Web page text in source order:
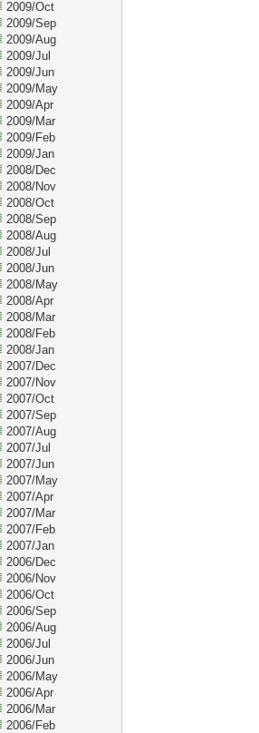
2009/Oct
2009/Sep
2009/Aug
2009/Jul
2009/Jun
2009/May
2009/Apr
2009/Mar
2009/Feb
2009/Jan
2008/Dec
2008/Nov
2008/Oct
2008/Sep
2008/Aug
2008/Jul
2008/Jun
2008/May
2008/Apr
2008/Mar
2008/Feb
2008/Jan
2007/Dec
2007/Nov
2007/Oct
2007/Sep
2007/Aug
2007/Jul
2007/Jun
2007/May
2007/Apr
2007/Mar
2007/Feb
2007/Jan
2006/Dec
2006/Nov
2006/Oct
2006/Sep
2006/Aug
2006/Jul
2006/Jun
2006/May
2006/Apr
2006/Mar
2006/Feb